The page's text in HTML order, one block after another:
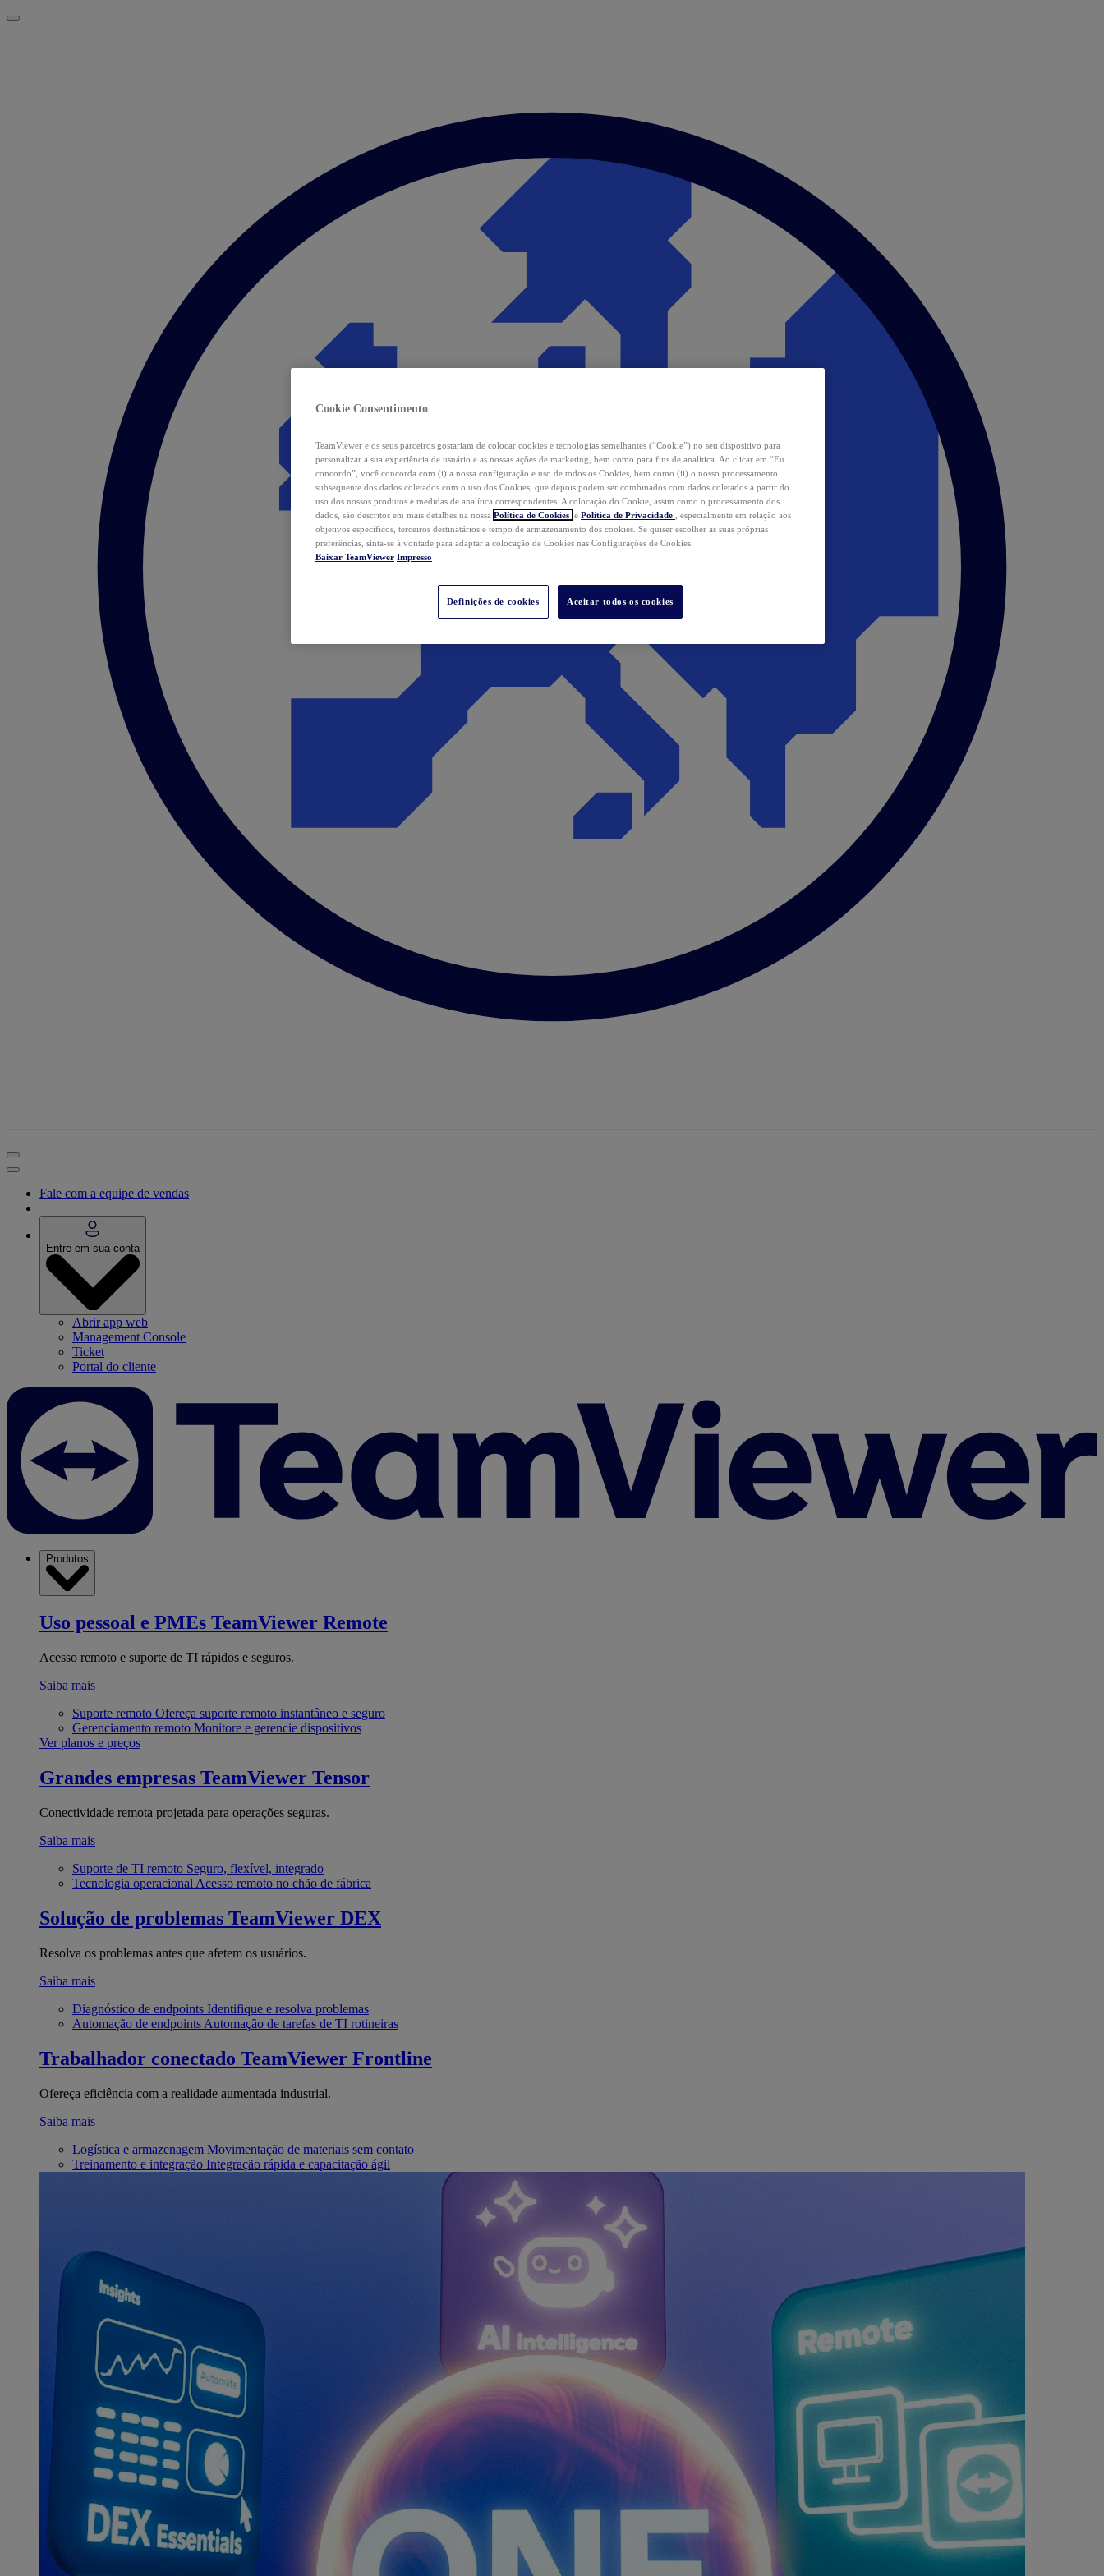
Fale com a equipe de vendas
Entre em sua conta
Abrir app web
Management Console
Ticket
Portal do cliente
Produtos
Uso pessoal e PMEs TeamViewer Remote
Acesso remoto e suporte de TI rápidos e seguros.
Saiba mais
Suporte remoto Ofereça suporte remoto instantâneo e seguro
Gerenciamento remoto Monitore e gerencie dispositivos
Ver planos e preços
Grandes empresas TeamViewer Tensor
Conectividade remota projetada para operações seguras.
Saiba mais
Suporte de TI remoto Seguro, flexível, integrado
Tecnologia operacional Acesso remoto no chão de fábrica
Solução de problemas TeamViewer DEX
Resolva os problemas antes que afetem os usuários.
Saiba mais
Diagnóstico de endpoints Identifique e resolva problemas
Automação de endpoints Automação de tarefas de TI rotineiras
Trabalhador conectado TeamViewer Frontline
Ofereça eficiência com a realidade aumentada industrial.
Saiba mais
Logística e armazenagem Movimentação de materiais sem contato
Treinamento e integração Integração rápida e capacitação ágil
Cookie Consentimento
TeamViewer e os seus parceiros gostariam de colocar cookies e tecnologias semelhantes (“Cookie”) no seu dispositivo para
personalizar a sua experiência de usuário e as nossas ações de marketing, bem como para fins de analítica. Ao clicar em “Eu
concordo”, você concorda com (i) a nossa configuração e uso de todos os Cookies, bem como (ii) o nosso processamento
subsequente dos dados coletados com o uso dos Cookies, que depois podem ser combinados com dados coletados a partir do
uso dos nossos produtos e medidas de analítica correspondentes. A colocação do Cookie, assim como o processamento dos
dados, são descritos em mais detalhes na nossa Política de Cookies e Política de Privacidade
, especialmente em relação aos
objetivos específicos, terceiros destinatários e tempo de armazenamento dos cookies. Se quiser escolher as suas próprias
preferências, sinta-se à vontade para adaptar a colocação de Cookies nas Configurações de Cookies.
Baixar TeamViewer Impresso
Definições de cookies Aceitar todos os cookies